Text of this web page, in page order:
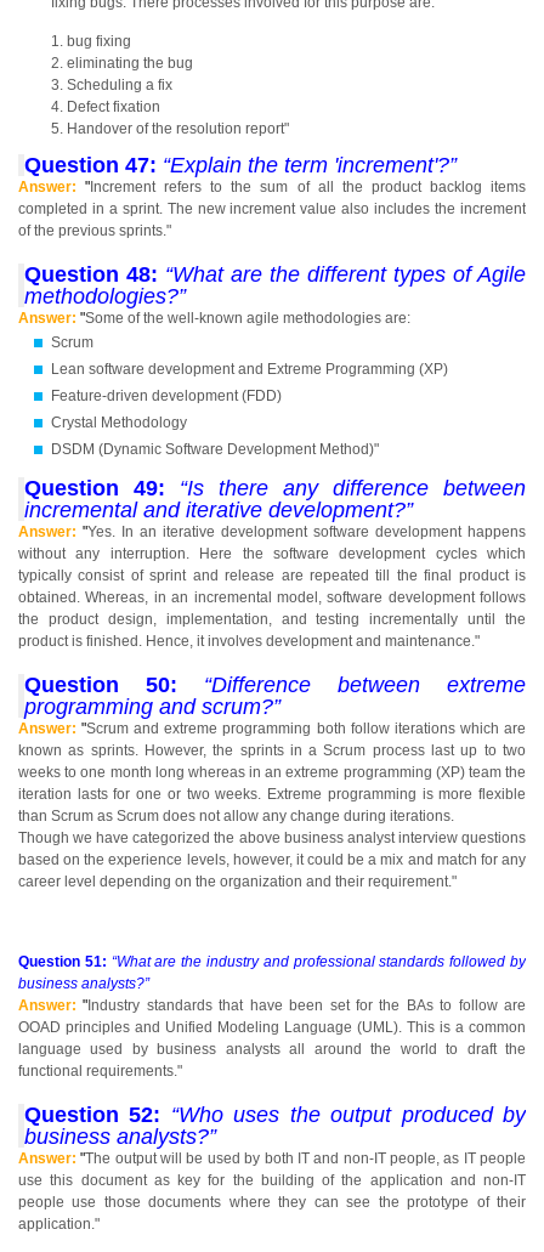
bug fixing
eliminating the bug
Scheduling a fix
Defect fixation
Handover of the resolution report"
Question 47: “Explain the term 'increment'?”
Answer:" Increment refers to the sum of all the product backlog items
completed in a sprint. The new increment value also includes the increment
of the previous sprints."
Question 48: “What are the different types of Agile
methodologies?”
Answer: "Some of the well-known agile methodologies are:
Scrum
Lean software development and Extreme Programming (XP)
Feature-driven development (FDD)
Crystal Methodology
DSDM (Dynamic Software Development Method)"
Question 49: “Is there any difference between
incremental and iterative development?”
Answer: "Yes. In an iterative development software development happens
without any interruption. Here the software development cycles which
typically consist of sprint and release are repeated till the final product is
obtained. Whereas, in an incremental model, software development follows
the product design, implementation, and testing incrementally until the
product is finished. Hence, it involves development and maintenance."
Question 50: “Difference between extreme
programming and scrum?”
Answer:"Scrum and extreme programming both follow iterations which are
known as sprints. However, the sprints in a Scrum process last up to two
weeks to one month long whereas in an extreme programming (XP) team the
iteration lasts for one or two weeks. Extreme programming is more flexible
than Scrum as Scrum does not allow any change during iterations.
Though we have categorized the above business analyst interview questions
based on the experience levels, however, it could be a mix and match for any
career level depending on the organization and their requirement."
Question 51: “What are the industry and professional standards followed by
business analysts?”
Answer:" Industry standards that have been set for the BAs to follow are
OOAD principles and Unified Modeling Language (UML). This is a common
language used by business analysts all around the world to draft the
functional requirements."
Question 52: “Who uses the output produced by
business analysts?”
Answer:"The output will be used by both IT and non-IT people, as IT people
use this document as key for the building of the application and non-IT
people use those documents where they can see the prototype of their
application."